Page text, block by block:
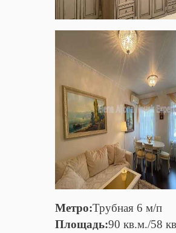
Метро:Трубная 6 м/п
Площадь:90 кв.м./58